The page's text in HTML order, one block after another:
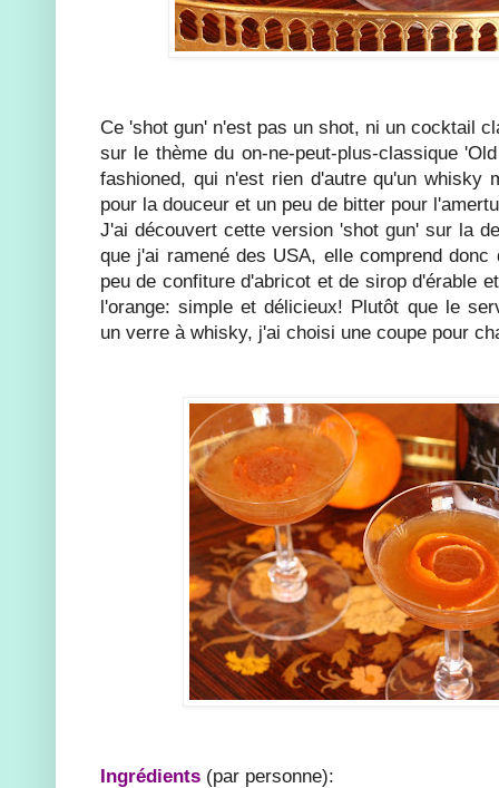
Ce 'shot gun' n'est pas un shot, ni un cocktail
sur le thème du on-ne-peut-plus-classique
fashioned, qui n'est rien d'autre qu'un whisky
pour la douceur et un peu de bitter pour
J'ai découvert cette version 'shot gun' sur la
que j'ai ramené des USA, elle comprend
peu de confiture d'abricot et de sirop d'érable
l'orange: simple et délicieux! Plutôt que le
un verre à whisky, j'ai choisi une coupe pour
Ingrédients (par personne):